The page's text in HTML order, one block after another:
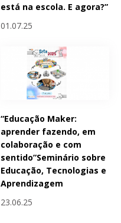
está na escola. E agora?”
01.07.25
“Educação Maker:
aprender fazendo, em
colaboração e com
sentido”Seminário sobre
Educação, Tecnologias e
Aprendizagem
23.06.25